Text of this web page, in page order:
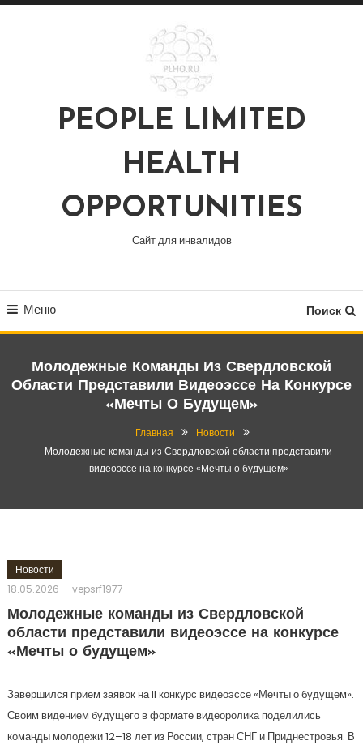
Перейти
PEOPLE LIMITED
HEALTH
OPPORTUNITIES
Сайт для инвалидов
Меню Поиск
Молодежные Команды Из Свердловской
Области Представили Видеоэссе На Конкурсе
«Мечты О Будущем»
Главная
Новости
Молодежные команды из Свердловской области представили
видеоэссе на конкурсе «Мечты о будущем»
Новости
18.05.2026
vepsrf1977
Молодежные команды из Свердловской
области представили видеоэссе на конкурсе
«Мечты о будущем»
Завершился прием заявок на II конкурс видеоэссе «Мечты о будущем».
Своим видением будущего в формате видеоролика поделились
команды молодежи 12–18 лет из России, стран СНГ и Приднестровья. В